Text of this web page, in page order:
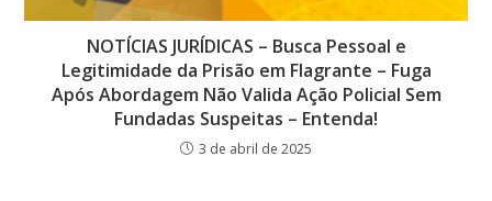
NOTÍCIAS JURÍDICAS – Busca Pessoal e
Legitimidade da Prisão em Flagrante – Fuga
Após Abordagem Não Valida Ação Policial Sem
Fundadas Suspeitas – Entenda!
3 de abril de 2025